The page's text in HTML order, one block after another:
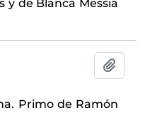
y de Blanca Messia
Primo de Ramón